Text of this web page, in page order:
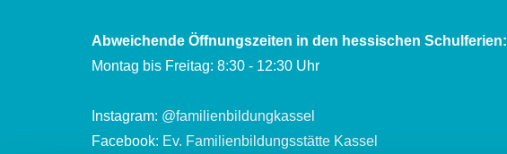
Abweichende Öffnungszeiten in den hessischen Schulferien:
Montag bis Freitag: 8:30 - 12:30 Uhr
Instagram: @familienbildungkassel
Facebook: Ev. Familienbildungsstätte Kassel